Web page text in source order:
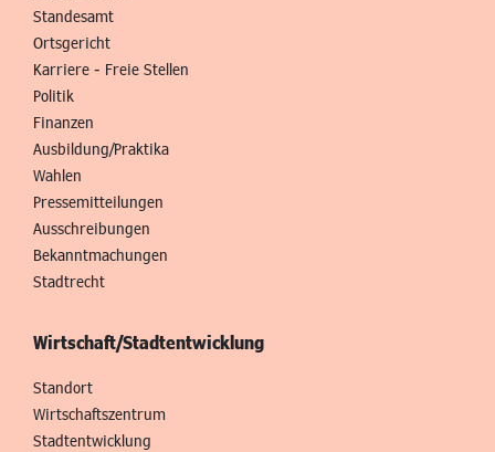
Standesamt
Ortsgericht
Karriere - Freie Stellen
Politik
Finanzen
Ausbildung/Praktika
Wahlen
Pressemitteilungen
Ausschreibungen
Bekanntmachungen
Stadtrecht
Wirtschaft/Stadtentwicklung
Standort
Wirtschaftszentrum
Stadtentwicklung